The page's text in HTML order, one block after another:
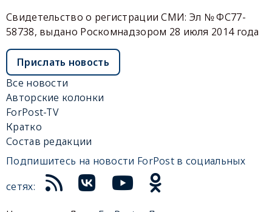
Свидетельство о регистрации СМИ: Эл № ФС77-
58738, выдано Роскомнадзором 28 июля 2014 года
Прислать новость
Все новости
Авторские колонки
ForPost-TV
Кратко
Состав редакции
Подпишитесь на новости ForPost в социальных
сетях: